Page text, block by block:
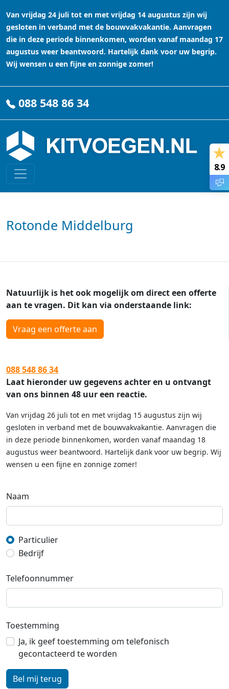
Van vrijdag 24 juli tot en met vrijdag 14 augustus zijn wij
gesloten in verband met de bouwvakvakantie. Aanvragen
die in deze periode binnenkomen, worden vanaf maandag 17
augustus weer beantwoord. Hartelijk dank voor uw begrip.
Wij wensen u een fijne en zonnige zomer!
088 548 86 34
Rotonde Middelburg
Natuurlijk is het ook mogelijk om direct een offerte
aan te vragen. Dit kan via onderstaande link:
Vraag een offerte aan
088 548 86 34
Laat hieronder uw gegevens achter en u ontvangt
van ons binnen 48 uur een reactie.
Van vrijdag 26 juli tot en met vrijdag 15 augustus zijn wij
gesloten in verband met de bouwvakvakantie. Aanvragen die
in deze periode binnenkomen, worden vanaf maandag 18
augustus weer beantwoord. Hartelijk dank voor uw begrip. Wij
wensen u een fijne en zonnige zomer!
Naam
Particulier
Bedrijf
Telefoonnummer
Toestemming
Ja, ik geef toestemming om telefonisch
gecontacteerd te worden
8.9